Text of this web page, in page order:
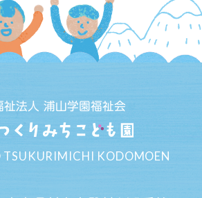
祉法人 浦山学園福祉会
TSUKURIMICHI KODOMOEN